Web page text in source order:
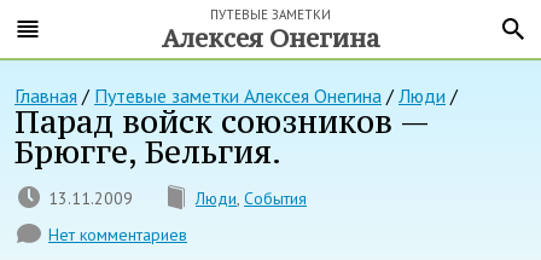
ПУТЕВЫЕ ЗАМЕТКИ
Алексея Онегина
Главная / Путевые заметки Алексея Онегина / Люди /
Парад войск союзников —
Брюгге, Бельгия.
13.11.2009 Люди, События
Нет комментариев